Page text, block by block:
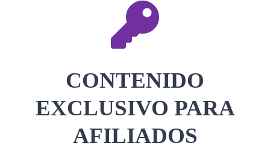
CONTENIDO
EXCLUSIVO PARA
AFILIADOS